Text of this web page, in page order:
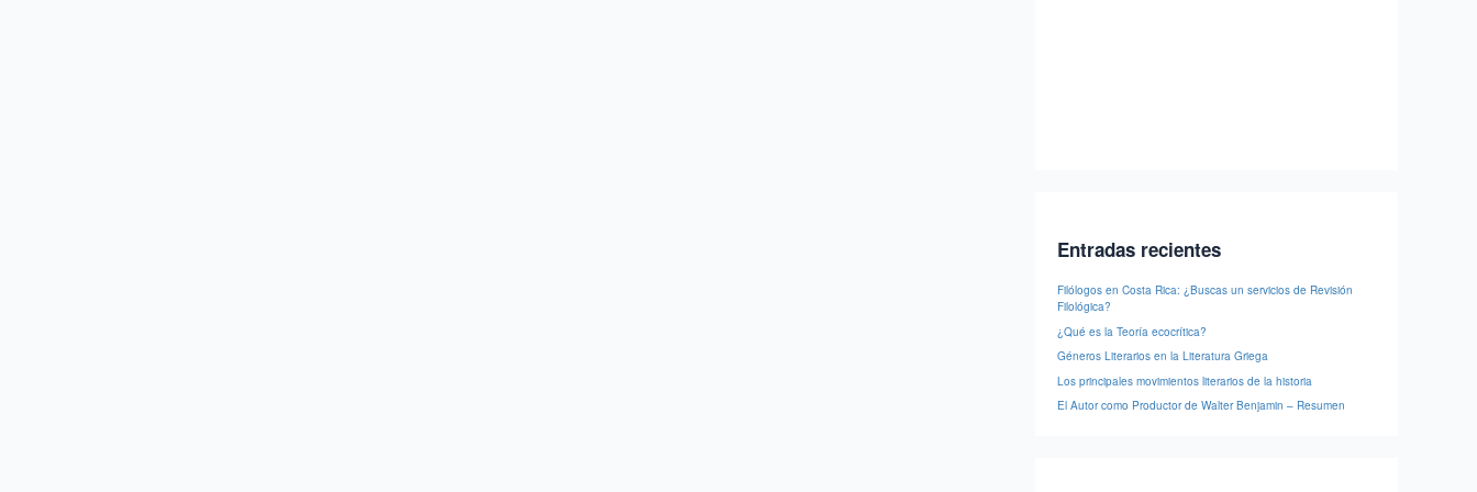
Entradas recientes
Filólogos en Costa Rica: ¿Buscas un servicios de Revisión
Filológica?
¿Qué es la Teoría ecocrítica?
Géneros Literarios en la Literatura Griega
Los principales movimientos literarios de la historia
El Autor como Productor de Walter Benjamin – Resumen